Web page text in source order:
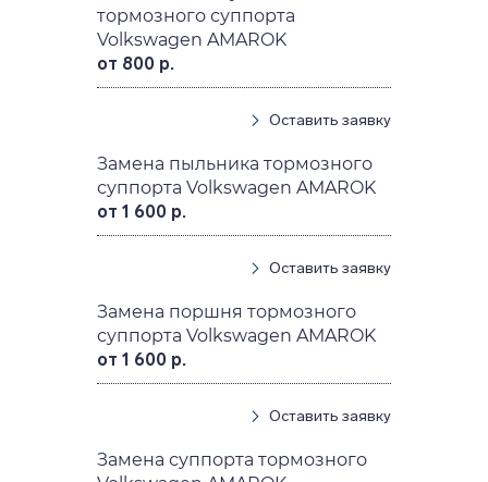
тормозного суппорта
Volkswagen AMAROK
от 800 р.
Оставить заявку
Замена пыльника тормозного
суппорта Volkswagen AMAROK
от 1 600 р.
Оставить заявку
Замена поршня тормозного
суппорта Volkswagen AMAROK
от 1 600 р.
Оставить заявку
Замена суппорта тормозного